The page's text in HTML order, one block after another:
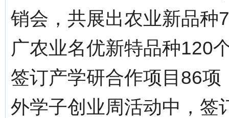
销会，共展出农业新品种
广农业名优新特品种120
签订产学研合作项目86
外学子创业周活动中，签